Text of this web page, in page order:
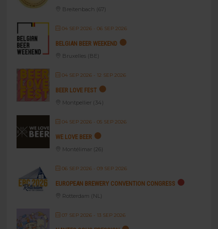
Breitenbach (67)
04 SEP 2026- 06 SEP 2026
BELGIAN BEER WEEKEND
Bruxelles (BE)
04 SEP 2026- 12 SEP 2026
BEER LOVE FEST
Montpellier (34)
04 SEP 2026- 05 SEP 2026
WE LOVE BEER
Montélimar (26)
06 SEP 2026- 09 SEP 2026
EUROPEAN BREWERY CONVENTION CONGRESS
Rotterdam (NL)
07 SEP 2026- 13 SEP 2026